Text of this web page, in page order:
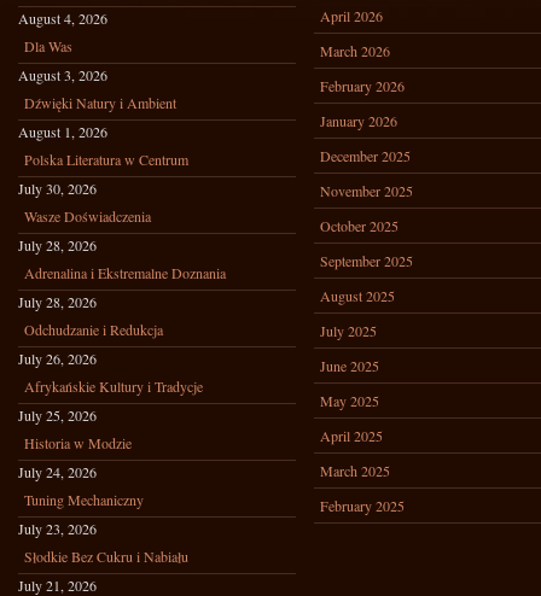
August 4, 2026
Dla Was
August 3, 2026
Dźwięki Natury i Ambient
August 1, 2026
Polska Literatura w Centrum
July 30, 2026
Wasze Doświadczenia
July 28, 2026
Adrenalina i Ekstremalne Doznania
July 28, 2026
Odchudzanie i Redukcja
July 26, 2026
Afrykańskie Kultury i Tradycje
July 25, 2026
Historia w Modzie
July 24, 2026
Tuning Mechaniczny
July 23, 2026
Słodkie Bez Cukru i Nabiału
July 21, 2026
April 2026
March 2026
February 2026
January 2026
December 2025
November 2025
October 2025
September 2025
August 2025
July 2025
June 2025
May 2025
April 2025
March 2025
February 2025